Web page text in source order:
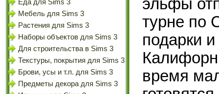
Еда для Sims 3
Мебель для Sims 3
Растения для Sims 3
Наборы объектов для Sims 3
Для строительства в Sims 3
Текстуры, покрытия для Sims 3
Брови, усы и т.п. для Sims 3
Предметы декора для Sims 3
эльфы
турне по
подарки
время